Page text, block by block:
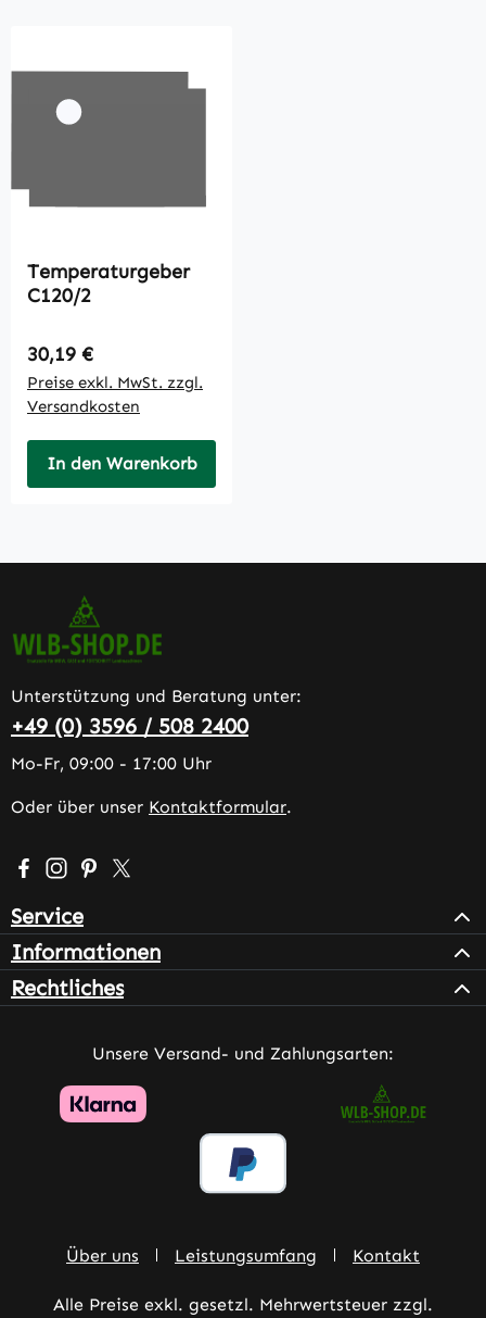
Temperaturgeber
C120/2
Regulärer Preis:
30,19 €
Preise exkl. MwSt. zzgl.
Versandkosten
In den Warenkorb
Unterstützung und Beratung unter:
+49 (0) 3596 / 508 2400
Mo-Fr, 09:00 - 17:00 Uhr
Oder über unser Kontaktformular.
Besuche uns auf Facebook – öffnet in neuem Tab
Schau auf Instagram vorbei – öffnet in neuem Tab
Lass dich auf Pinterest inspirieren – öffnet in
Folge uns auf X – öffnet in neuem Tab
Service
Informationen
Rechtliches
Unsere Versand- und Zahlungsarten:
Über uns Leistungsumfang Kontakt
Alle Preise exkl. gesetzl. Mehrwertsteuer zzgl.